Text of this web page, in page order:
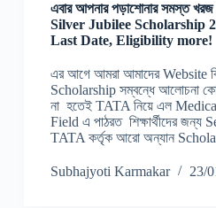
এবার আপনার পড়াশোনার সমস্ত
Silver Jubilee Scholarship
Last Date, Eligibility more!
এর আগে আমরা আমাদের Website
Scholarship সম্বন্ধে আলোচনা
না হতেই TATA নিয়ে এল
Field এ পাঠরত শিক্ষার্থীদের জন্য
TATA কর্তৃক আরো অন্যান
Subhajyoti Karmakar 23/